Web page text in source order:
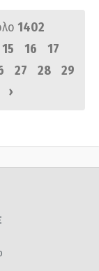
1402
15 16
17
27 28
29
›